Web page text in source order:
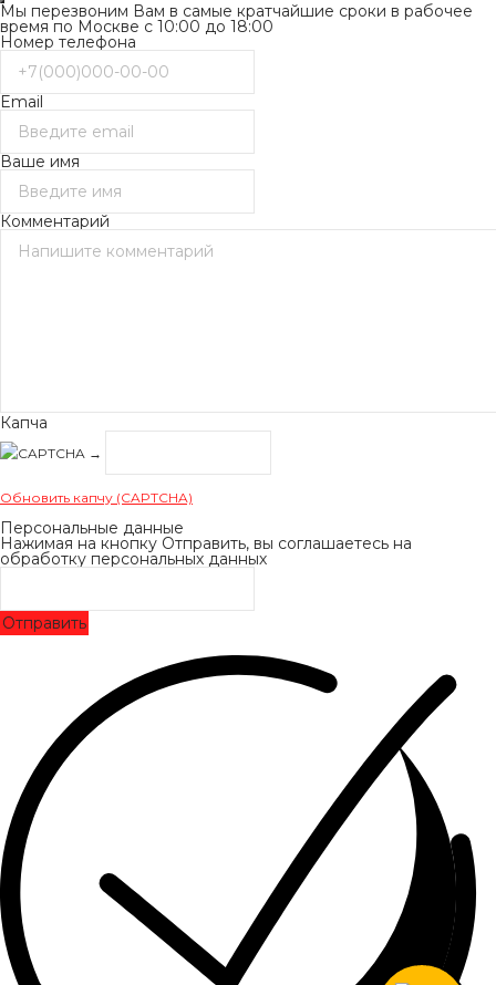
Мы перезвоним Вам в самые кратчайшие сроки в рабочее
время по Москве с 10:00 до 18:00
Номер телефона
Email
Ваше имя
Комментарий
Капча
→
Обновить капчу (CAPTCHA)
Персональные данные
Нажимая на кнопку Отправить, вы соглашаетесь на
обработку персональных данных
Отправить